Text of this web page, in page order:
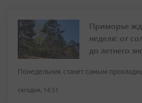
Приморье
неделя: от
до летнего
Понедельник станет самым
сегодня, 14:51